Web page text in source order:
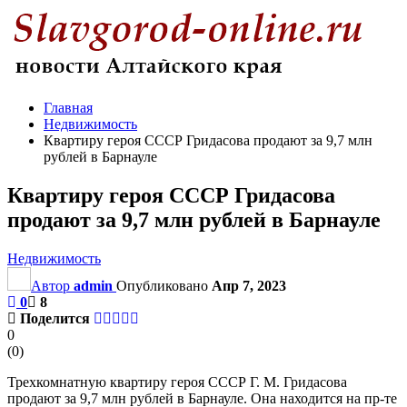
Главная
Недвижимость
Квартиру героя СССР Гридасова продают за 9,7 млн
рублей в Барнауле
Квартиру героя СССР Гридасова
продают за 9,7 млн рублей в Барнауле
Недвижимость
Автор admin Опубликовано Апр 7, 2023
0
8
Поделится
0
(0)
Трехкомнатную квартиру героя СССР Г. М. Гридасова
продают за 9,7 млн рублей в Барнауле. Она находится на пр-те